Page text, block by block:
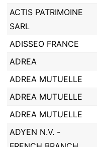
ACTIS PATRIMOINE
SARL
ADISSEO FRANCE
ADREA
ADREA MUTUELLE
ADREA MUTUELLE
ADREA MUTUELLE
ADYEN N.V. -